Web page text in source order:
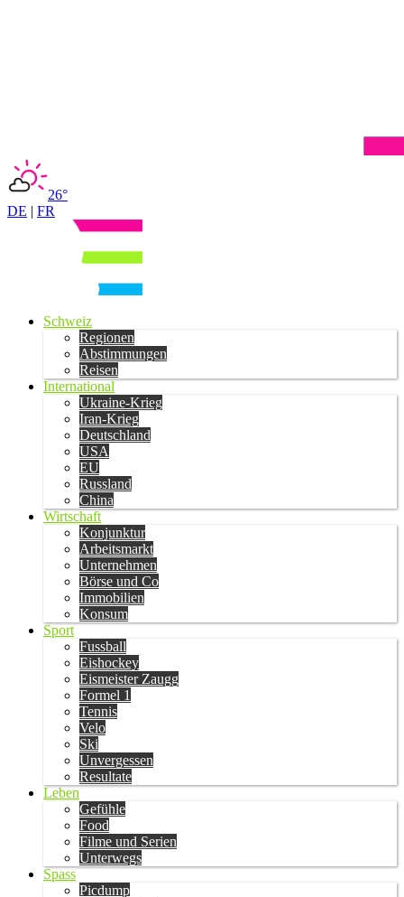
26°
DE | FR
Schweiz
Regionen
Abstimmungen
Reisen
International
Ukraine-Krieg
Iran-Krieg
Deutschland
USA
EU
Russland
China
Wirtschaft
Konjunktur
Arbeitsmarkt
Unternehmen
Börse und Co
Immobilien
Konsum
Sport
Fussball
Eishockey
Eismeister Zaugg
Formel 1
Tennis
Velo
Ski
Unvergessen
Resultate
Leben
Gefühle
Food
Filme und Serien
Unterwegs
Spass
Picdump